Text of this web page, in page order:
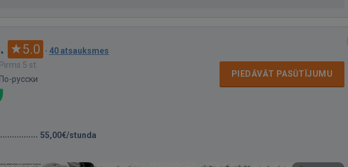
5.0 · 40 atsauksmes
5 st.
русски
PIEDĀVĀT PASŪTĪJUMU
55,00€/stunda